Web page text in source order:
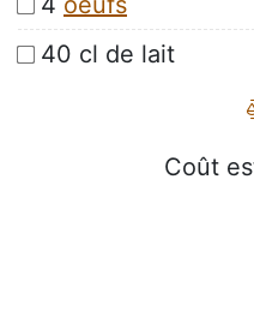
40 cl de lait
Coût